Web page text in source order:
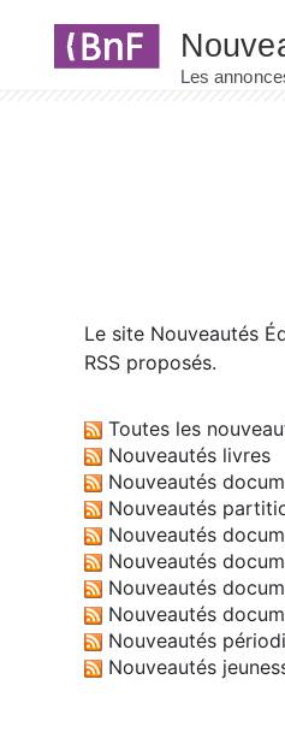
Le site Nouveautés
RSS proposés.
Toutes les
Nouveautés livres
Nouveautés
Nouveautés
Nouveautés
Nouveautés
Nouveautés
Nouveautés
Nouveautés
Nouveautés